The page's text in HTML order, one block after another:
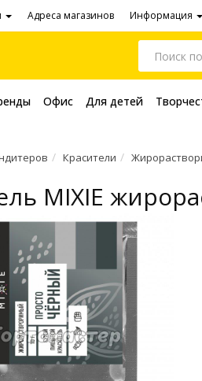
Адреса магазинов Информация
Офис Для детей
Красители
MIXIE